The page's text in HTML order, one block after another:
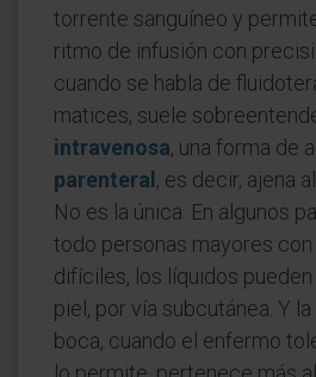
torrente sanguíneo y
ritmo de infusión con
cuando se habla de
matices, suele
intravenosa, una forma de
parenteral , es decir, ajena
No es la única. En algunos
todo personas mayores
difíciles, los líquidos
piel, por vía subcutánea. Y
boca, cuando el enfermo